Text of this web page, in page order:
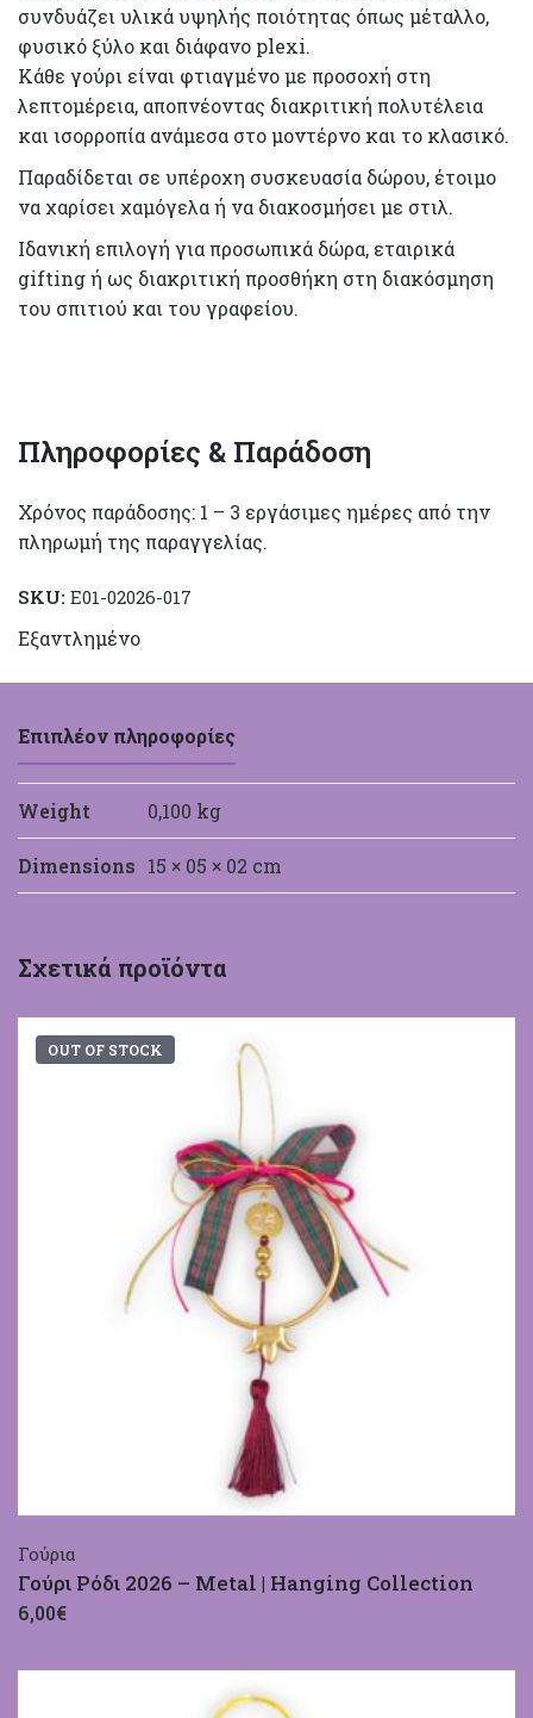
συνδυάζει υλικά υψηλής ποιότητας όπως μέταλλο,
φυσικό ξύλο και διάφανο plexi.
Κάθε γούρι είναι φτιαγμένο με προσοχή στη
λεπτομέρεια, αποπνέοντας διακριτική πολυτέλεια
και ισορροπία ανάμεσα στο μοντέρνο και το κλασικό.
Παραδίδεται σε υπέροχη συσκευασία δώρου, έτοιμο
να χαρίσει χαμόγελα ή να διακοσμήσει με στιλ.
Ιδανική επιλογή για προσωπικά δώρα, εταιρικά
gifting ή ως διακριτική προσθήκη στη διακόσμηση
του σπιτιού και του γραφείου.
Πληροφορίες & Παράδοση
Χρόνος παράδοσης: 1 – 3 εργάσιμες ημέρες από την
πληρωμή της παραγγελίας.
SKU: E01-02026-017
Εξαντλημένο
Επιπλέον πληροφορίες
Weight 0,100 kg
Dimensions 15 × 05 × 02 cm
Σχετικά προϊόντα
OUT OF STOCK
Γούρια
Γούρι Ρόδι 2026 – Metal | Hanging Collection
6,00€